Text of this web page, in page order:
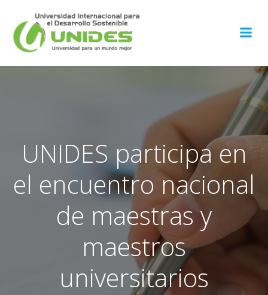
al
UNIDES participa en
el encuentro nacional
de maestras y
maestros
universitarios